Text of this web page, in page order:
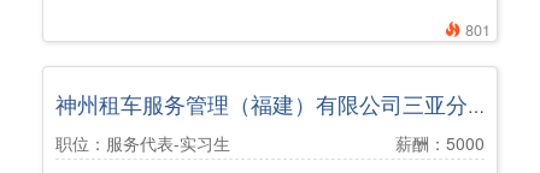
801
神州租车服务管理（福建）有限公司三亚分公司
职位：服务代表-实习生
薪酬：5000